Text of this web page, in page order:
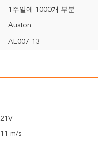
1주일에 1000개 부분
Auston
AE007-13
21V
11 m/s